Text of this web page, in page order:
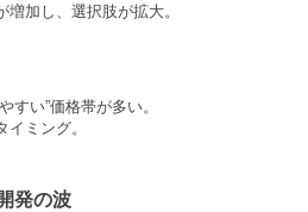
加し、選択肢が拡大。
すい”価格帯が多い。
ミング。
発の波